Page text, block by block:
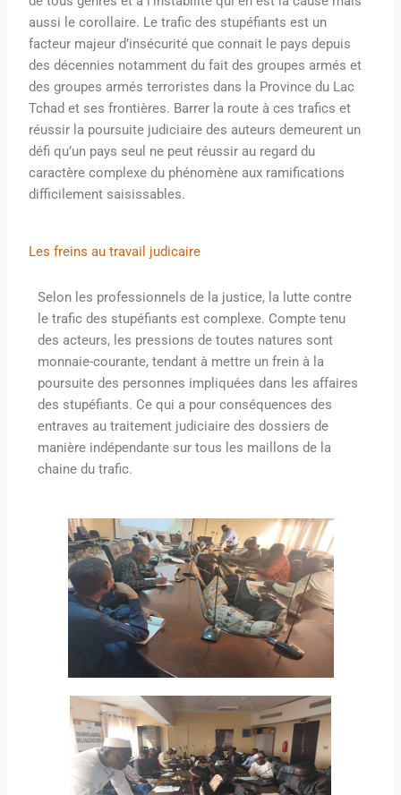
aussi le corollaire. Le trafic des stupéfiants est un
facteur majeur d’insécurité que connait le pays depuis
des décennies notamment du fait des groupes armés et
des groupes armés terroristes dans la Province du Lac
Tchad et ses frontières. Barrer la route à ces trafics et
réussir la poursuite judiciaire des auteurs demeurent un
défi qu’un pays seul ne peut réussir au regard du
caractère complexe du phénomène aux ramifications
difficilement saisissables.
Les freins au travail judicaire
Selon les professionnels de la justice, la lutte contre
le trafic des stupéfiants est complexe. Compte tenu
des acteurs, les pressions de toutes natures sont
monnaie-courante, tendant à mettre un frein à la
poursuite des personnes impliquées dans les affaires
des stupéfiants. Ce qui a pour conséquences des
entraves au traitement judiciaire des dossiers de
manière indépendante sur tous les maillons de la
chaine du trafic.